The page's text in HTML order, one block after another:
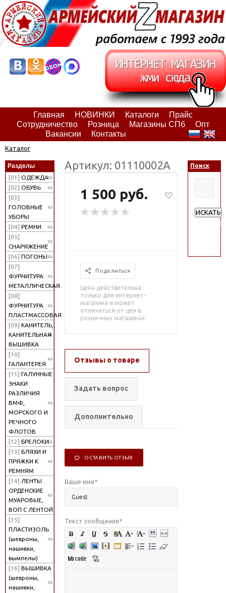
Главная НОВИНКИ Каталоги
Прайс
Сотрудничество
Розница Магазины СПб
Опт
Вакансии
Контакты
Каталог
Разделы
[01] ОДЕЖДА
[02] ОБУВЬ
[03]
ГОЛОВНЫЕ
УБОРЫ
[04] РЕМНИ
[05]
СНАРЯЖЕНИЕ
[06] ПОГОНЫ
[07]
ФУРНИТУРА
МЕТАЛЛИЧЕСКАЯ
[08]
ФУРНИТУРА
ПЛАСТМАССОВАЯ
[09] КАНИТЕЛЬ,
КАНИТЕЛЬНАЯ
ВЫШИВКА
[10]
ГАЛАНТЕРЕЯ
[11] ГАЛУННЫЕ
ЗНАКИ
РАЗЛИЧИЯ
ВМФ,
МОРСКОГО И
РЕЧНОГО
ФЛОТОВ
[12] БРЕЛОКИ
[13] БЛЯХИ И
ПРЯЖКИ К
РЕМНЯМ
[14] ЛЕНТЫ
ОРДЕНСКИЕ
МУАРОВЫЕ,
ВОП С ЛЕНТОЙ
[15]
ПЛАСТИЗОЛЬ
(шевроны,
нашивки,
вымпелы)
[16] ВЫШИВКА
(шевроны,
нашивки,
Артикул: 01110002А
1 500 руб.
Поделиться
Цена действительна
только для интернет-
магазина и может
отличаться от цен в
розничных магазинах
Отзывы о товаре
Задать вопрос
Дополнительно
ОСТАВИТЬ ОТЗЫВ
Ваше имя*
Текст сообщения*
Поиск
ИСКАТЬ